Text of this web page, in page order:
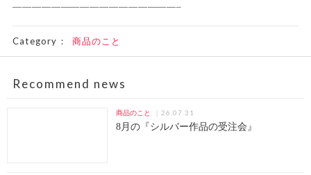
—————————————————–
Category： 商品のこと
Recommend news
商品のこと 26.07.31
8月の『シルバー作品の受注会』